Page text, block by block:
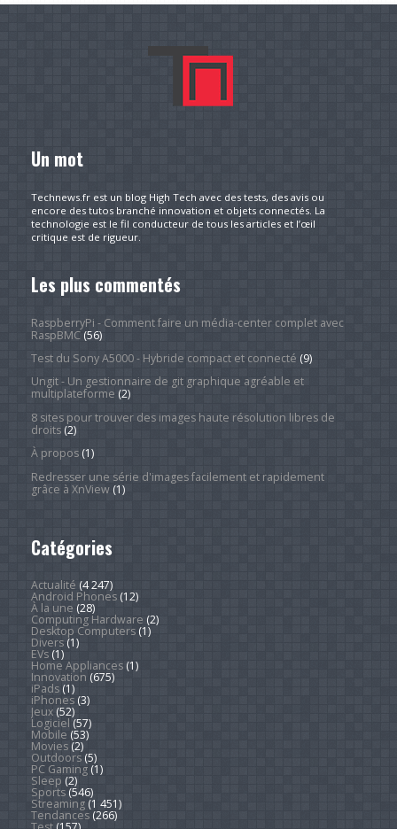
Un mot
Technews.fr est un blog High Tech avec des tests, des avis ou
encore des tutos branché innovation et objets connectés. La
technologie est le fil conducteur de tous les articles et l’œil
critique est de rigueur.
Les plus commentés
RaspberryPi - Comment faire un média-center complet avec
RaspBMC(56)
Test du Sony A5000 - Hybride compact et connecté (9)
Ungit - Un gestionnaire de git graphique agréable et
multiplateforme (2)
8 sites pour trouver des images haute résolution libres de
droits(2)
À propos(1)
Redresser une série d'images facilement et rapidement
grâce à XnView(1)
Catégories
Actualité (4 247)
Android Phones(12)
À la une (28)
Computing Hardware (2)
Desktop Computers(1)
Divers(1)
EVs(1)
Home Appliances(1)
Innovation (675)
iPads(1)
iPhones(3)
Jeux(52)
Logiciel (57)
Mobile (53)
Movies(2)
Outdoors(5)
PC Gaming(1)
Sleep (2)
Sports(546)
Streaming(1 451)
Tendances(266)